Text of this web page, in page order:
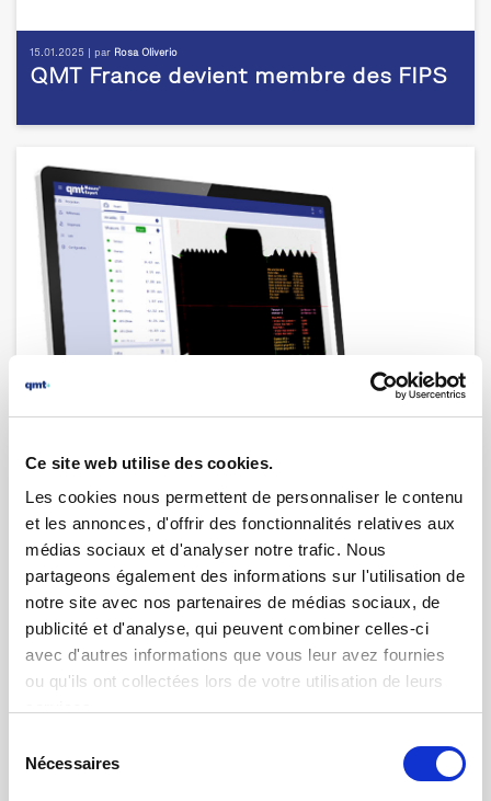
Ce site web utilise des cookies.
Les cookies nous permettent de personnaliser le contenu
et les annonces, d'offrir des fonctionnalités relatives aux
médias sociaux et d'analyser notre trafic. Nous
partageons également des informations sur l'utilisation de
notre site avec nos partenaires de médias sociaux, de
publicité et d'analyse, qui peuvent combiner celles-ci
avec d'autres informations que vous leur avez fournies
ou qu'ils ont collectées lors de votre utilisation de leurs
Nécessaires
15.01.2025 | par Rosa Oliverio
QMT France devient membre des FIPS
Nouveau logiciel qmtmesure-expert